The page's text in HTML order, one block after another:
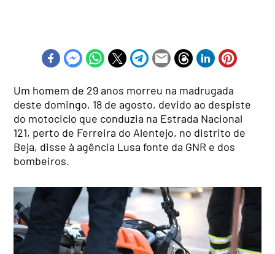
Um homem de 29 anos morreu na madrugada
deste domingo, 18 de agosto, devido ao despiste
do motociclo que conduzia na Estrada Nacional
121, perto de Ferreira do Alentejo, no distrito de
Beja, disse à agência Lusa fonte da GNR e dos
bombeiros.